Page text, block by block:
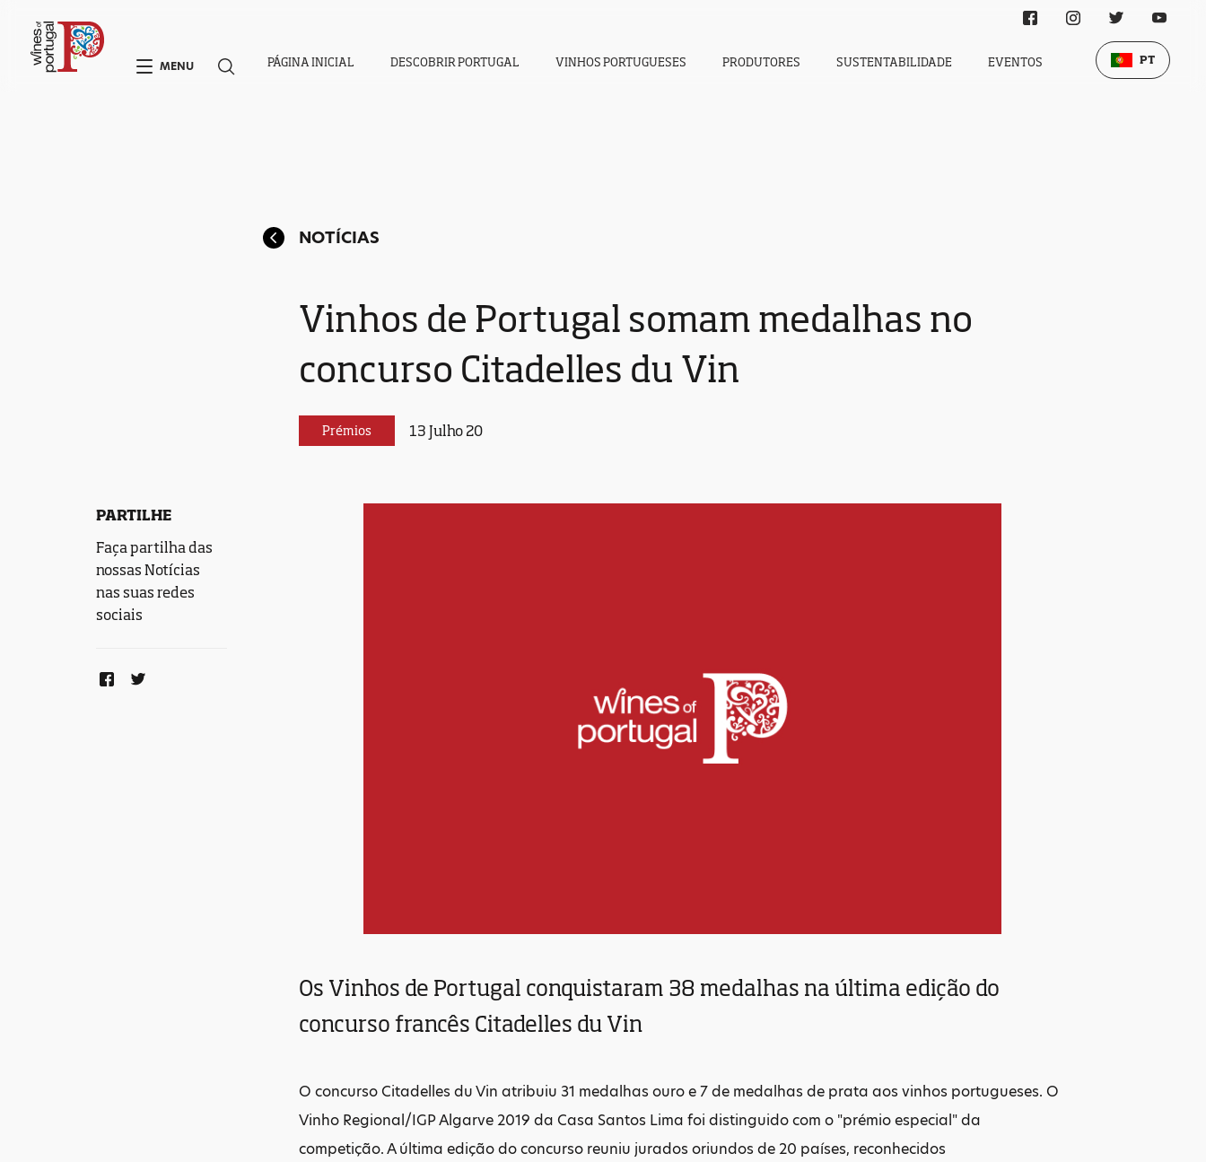
NOTÍCIAS
Vinhos de Portugal somam medalhas no
concurso Citadelles du Vin
Prémios 13 Julho 20
PARTILHE
Faça partilha das
nossas Notícias
nas suas redes
sociais
Os Vinhos de Portugal conquistaram 38 medalhas na última edição do
concurso francês Citadelles du Vin
O concurso Citadelles du Vin atribuiu 31 medalhas ouro e 7 de medalhas de prata aos vinhos portugueses. O
Vinho Regional/IGP Algarve 2019 da Casa Santos Lima foi distinguido com o "prémio especial" da
competição. A última edição do concurso reuniu jurados oriundos de 20 países, reconhecidos
MENU PÁGINA INICIAL DESCOBRIR PORTUGAL VINHOS PORTUGUESES PRODUTORES SUSTENTABILIDADE EVENTOS PT